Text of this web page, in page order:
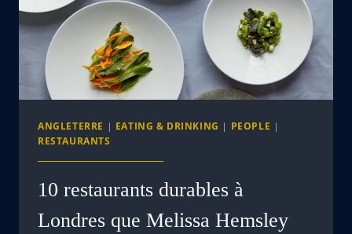
ANGLETERRE | EATING & DRINKING | PEOPLE |
RESTAURANTS
10 restaurants durables à
Londres que Melissa Hemsley